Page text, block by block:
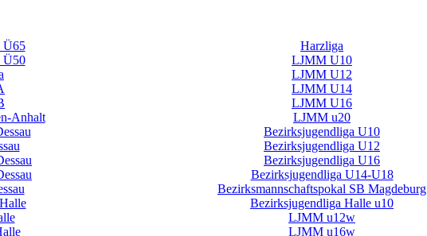
Ü65
Harzliga
Ü50
LJMM U10
LJMM U12
LJMM U14
LJMM U16
Anhalt
LJMM u20
Bezirksjugendliga U10
Bezirksjugendliga U12
Bezirksjugendliga U16
Bezirksjugendliga U14-U18
Bezirksmannschaftspokal SB Magdeburg
Bezirksjugendliga Halle u10
LJMM u12w
LJMM u16w